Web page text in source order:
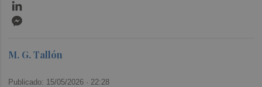
M. G. Tallón
Publicado: 15/05/2026 · 22:28